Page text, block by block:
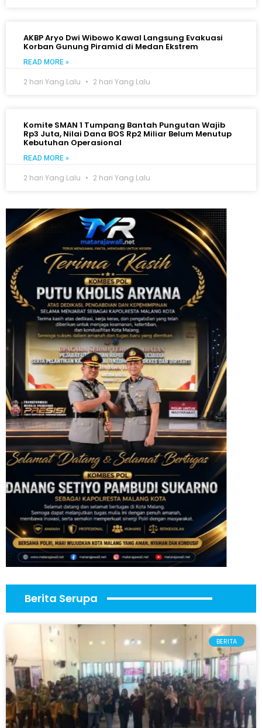
AKBP Aryo Dwi Wibowo Kawal Langsung Evakuasi
Korban Gunung Piramid di Medan Ekstrem
READ MORE »
2 hari Yang Lalu 2 hari Yang Lalu
Komite SMAN 1 Tumpang Bantah Pungutan Wajib
Rp3 Juta, Nilai Dana BOS Rp2 Miliar Belum Menutup
Kebutuhan Operasional
READ MORE »
2 hari Yang Lalu 2 hari Yang Lalu
Berita Serupa
BERITA